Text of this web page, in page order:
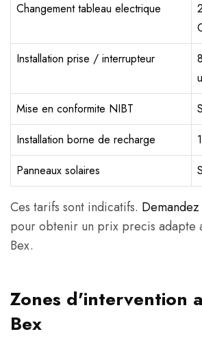
Changement tableau electrique
Installation prise / interrupteur
Mise en conformite NIBT
Installation borne de recharge
Panneaux solaires
Ces tarifs sont indicatifs.
pour obtenir un prix precis adapte
Bex.
Zones d'intervention
Bex